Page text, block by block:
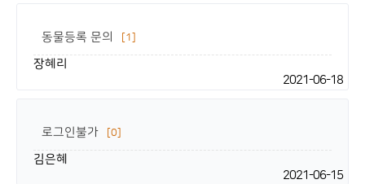
동물등록 문의 [1]
장혜리
2021-06-18
로그인불가 [0]
김은혜
2021-06-15